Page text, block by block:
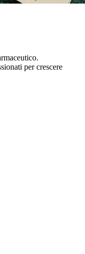
per crescere